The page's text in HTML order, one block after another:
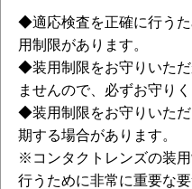
◆適応検査を正確に行う
用制限があります。
◆装用制限をお守りいた
ませんので、必ずお守りく
◆装用制限をお守りいた
期する場合があります。
※コンタクトレンズの装
行うために非常に重要な